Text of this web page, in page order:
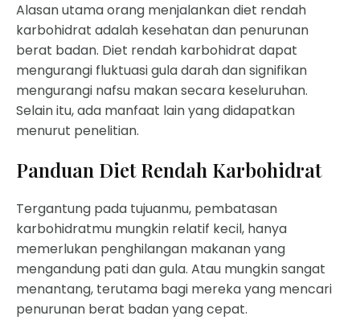
Alasan utama orang menjalankandiet rendah
karbohidrat adalah kesehatan dan penurunan
berat badan. Diet rendah karbohidrat dapat
mengurangi fluktuasi gula darah dan signifikan
mengurangi nafsu makan secara keseluruhan.
Selain itu, ada manfaat lain yang didapatkan
menurut penelitian.
Panduan Diet Rendah Karbohidrat
Tergantung pada tujuanmu, pembatasan
karbohidratmu mungkin relatif kecil, hanya
memerlukan penghilangan makanan yang
mengandung pati dan gula. Atau mungkin sangat
menantang, terutama bagi mereka yang mencari
penurunan berat badan yang cepat.